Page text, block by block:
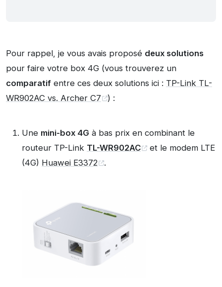
Pour rappel, je vous avais proposé deux solutions
pour faire votre box 4G (vous trouverez un
comparatif entre ces deux solutions ici : TP-Link TL-
WR902AC vs. Archer C7
) :
Une mini-box 4G à bas prix en combinant le
routeur TP-Link TL-WR902AC
et le modem LTE
(4G) Huawei E3372 .